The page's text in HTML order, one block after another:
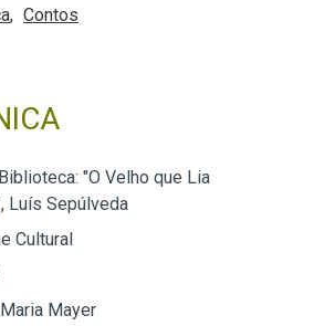
Contos
"O Velho que Lia
Luís Sepúlveda
Cultural
Mayer